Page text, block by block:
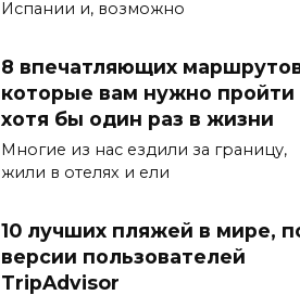
Испании и, возможно
8 впечатляющих
которые вам нужно пройти
хотя бы один раз в жизни
Многие из нас ездили за границу,
жили в отелях и ели
10 лучших пляжей в мире,
версии пользователей
TripAdvisor